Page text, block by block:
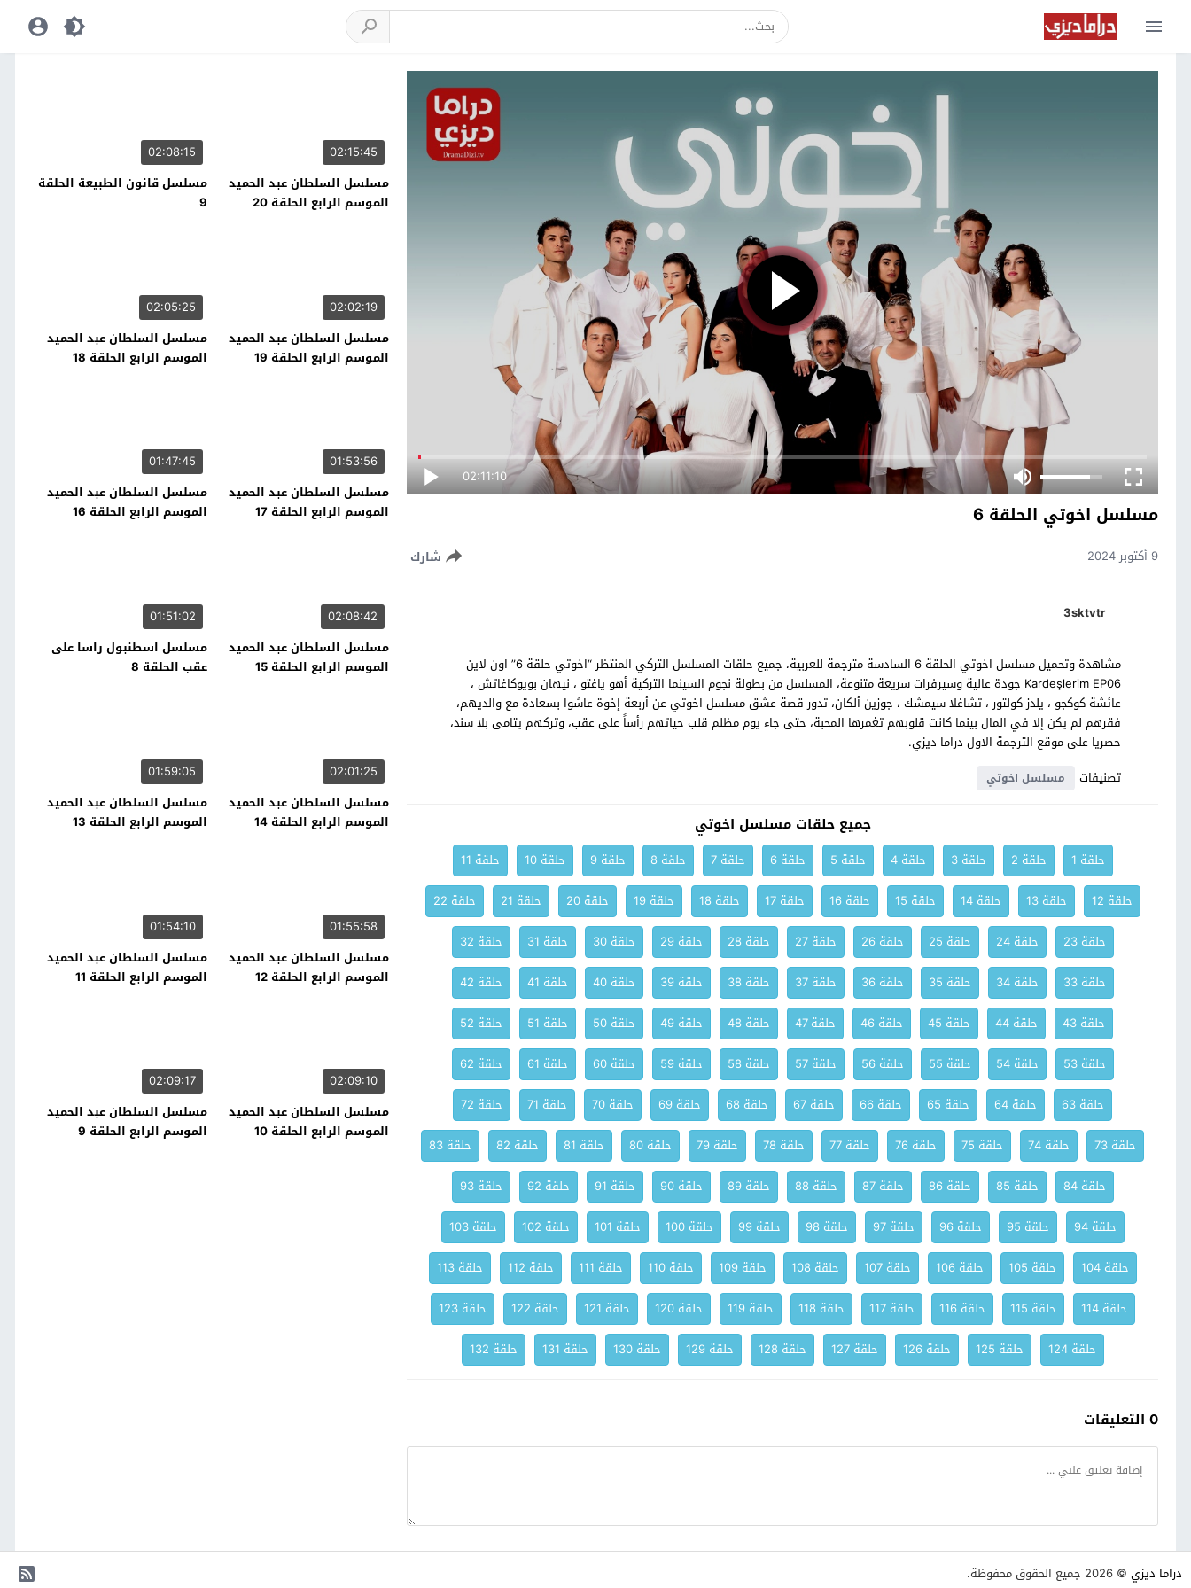
02:11:10
مسلسل اخوتي الحلقة 6
9 أكتوبر 2024 شارك
3sktvtr
مشاهدة وتحميل مسلسل اخوتي الحلقة 6 السادسة مترجمة للعربية، جميع حلقات المسلسل التركي المنتظر “اخوتي حلقة 6” اون لاين
Kardeşlerim EP06 جودة عالية وسيرفرات سريعة متنوعة، المسلسل من بطولة نجوم السينما التركية أهو ياغتو ، نيهان بويوكاغاتش ،
عائشة كوكجو ، يلدز كولتور ، تشاغلا سيمشك ، جوزين ألكان، تدور قصة عشق مسلسل اخوتي عن أربعة إخوة عاشوا بسعادة مع والديهم،
فقرهم لم يكن إلا في المال بينما كانت قلوبهم تغمرها المحبة، حتى جاء يوم مظلم قلب حياتهم رأساً على عقب، وتركهم يتامى بلا سند،
حصريا على موقع الترجمة الاول دراما ديزي.
تصنيفات
مسلسل اخوتي
جميع حلقات مسلسل اخوتي
حلقة 1 حلقة 2 حلقة 3 حلقة 4 حلقة 5 حلقة 6 حلقة 7 حلقة 8 حلقة 9 حلقة 10
حلقة 11
حلقة 12
حلقة 13 حلقة 14 حلقة 15 حلقة 16 حلقة 17 حلقة 18 حلقة 19 حلقة 20 حلقة 21
حلقة 22
حلقة 23
حلقة 24 حلقة 25 حلقة 26 حلقة 27 حلقة 28 حلقة 29 حلقة 30 حلقة 31
حلقة 32
حلقة 33
حلقة 34 حلقة 35 حلقة 36 حلقة 37 حلقة 38 حلقة 39 حلقة 40 حلقة 41
حلقة 42
حلقة 43
حلقة 44 حلقة 45 حلقة 46 حلقة 47 حلقة 48 حلقة 49 حلقة 50 حلقة 51
حلقة 52
حلقة 53
حلقة 54 حلقة 55 حلقة 56 حلقة 57 حلقة 58 حلقة 59 حلقة 60 حلقة 61
حلقة 62
حلقة 63
حلقة 64 حلقة 65 حلقة 66 حلقة 67 حلقة 68 حلقة 69 حلقة 70 حلقة 71
حلقة 72
حلقة 73
حلقة 74 حلقة 75 حلقة 76 حلقة 77 حلقة 78 حلقة 79 حلقة 80 حلقة 81 حلقة 82
حلقة 83
حلقة 84
حلقة 85 حلقة 86 حلقة 87 حلقة 88 حلقة 89 حلقة 90 حلقة 91 حلقة 92
حلقة 93
حلقة 94
حلقة 95 حلقة 96 حلقة 97 حلقة 98 حلقة 99 حلقة 100 حلقة 101 حلقة 102
حلقة 103
حلقة 104
حلقة 105 حلقة 106 حلقة 107 حلقة 108 حلقة 109 حلقة 110 حلقة 111 حلقة 112
حلقة 113
حلقة 114
حلقة 115 حلقة 116 حلقة 117 حلقة 118 حلقة 119 حلقة 120 حلقة 121 حلقة 122
حلقة 123
حلقة 124
حلقة 125 حلقة 126 حلقة 127 حلقة 128 حلقة 129 حلقة 130 حلقة 131 حلقة 132
0 التعليقات
02:15:45
مسلسل السلطان عبد الحميد
الموسم الرابع الحلقة 20
02:08:15
مسلسل قانون الطبيعة الحلقة
9
02:02:19
مسلسل السلطان عبد الحميد
الموسم الرابع الحلقة 19
02:05:25
مسلسل السلطان عبد الحميد
الموسم الرابع الحلقة 18
01:53:56
مسلسل السلطان عبد الحميد
الموسم الرابع الحلقة 17
01:47:45
مسلسل السلطان عبد الحميد
الموسم الرابع الحلقة 16
02:08:42
مسلسل السلطان عبد الحميد
الموسم الرابع الحلقة 15
01:51:02
مسلسل اسطنبول راسا على
عقب الحلقة 8
02:01:25
مسلسل السلطان عبد الحميد
الموسم الرابع الحلقة 14
01:59:05
مسلسل السلطان عبد الحميد
الموسم الرابع الحلقة 13
01:55:58
مسلسل السلطان عبد الحميد
الموسم الرابع الحلقة 12
01:54:10
مسلسل السلطان عبد الحميد
الموسم الرابع الحلقة 11
02:09:10
مسلسل السلطان عبد الحميد
الموسم الرابع الحلقة 10
02:09:17
مسلسل السلطان عبد الحميد
الموسم الرابع الحلقة 9
دراما ديزي © 2026 جميع الحقوق محفوظة.